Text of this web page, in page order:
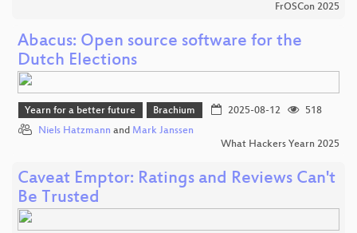
FrOSCon 2025
Abacus: Open source software for the
Dutch Elections
Yearn for a better future Brachium 2025-08-12
518
Niels Hatzmann and Mark Janssen
What Hackers Yearn 2025
Caveat Emptor: Ratings and Reviews Can't
Be Trusted